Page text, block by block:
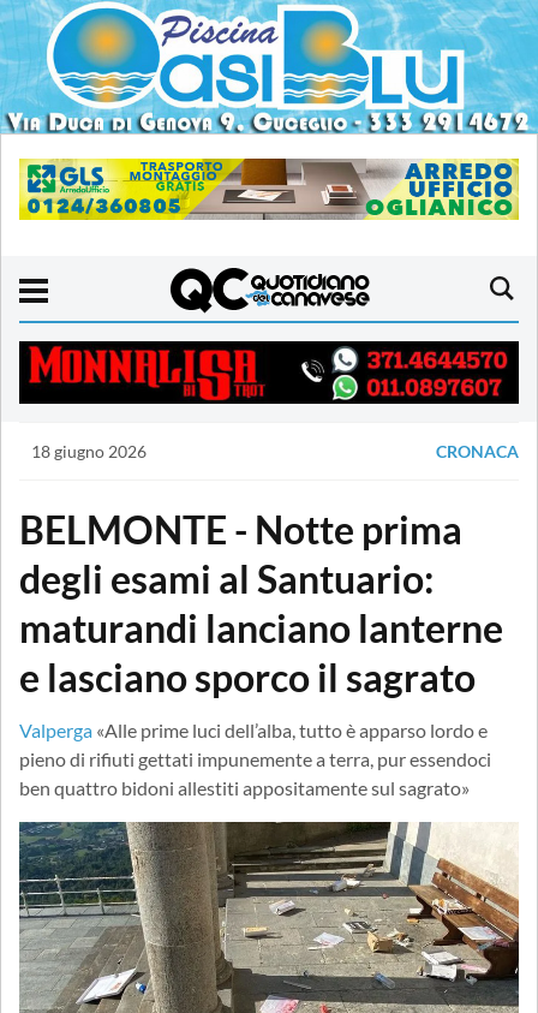
18 giugno 2026 CRONACA
BELMONTE - Notte prima
degli esami al Santuario:
maturandi lanciano lanterne
e lasciano sporco il sagrato
Valperga «Alle prime luci dell’alba, tutto è apparso lordo e
pieno di rifiuti gettati impunemente a terra, pur essendoci
ben quattro bidoni allestiti appositamente sul sagrato»